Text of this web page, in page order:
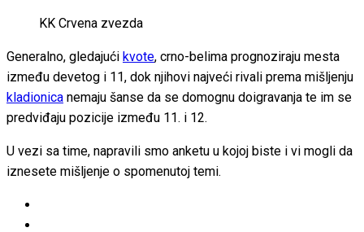
KK Crvena zvezda
Generalno, gledajući kvote, crno-belima prognoziraju mesta
između devetog i 11, dok njihovi najveći rivali prema mišljenju
kladionica nemaju šanse da se domognu doigravanja te im se
predviđaju pozicije između 11. i 12.
U vezi sa time, napravili smo anketu u kojoj biste i vi mogli da
iznesete mišljenje o spomenutoj temi.